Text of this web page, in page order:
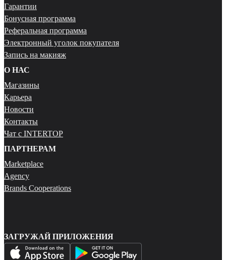
Гарантии
Бонусная программа
Реферальная программа
Электронный уголок покупателя
Запись на макияж
О НАС
Магазины
Карьера
Новости
Контакты
Чат с INTERTOP
ПАРТНЕРАМ
Marketplace
Agency
Brands Cooperations
ЗАГРУЖАЙ ПРИЛОЖЕНИЯ